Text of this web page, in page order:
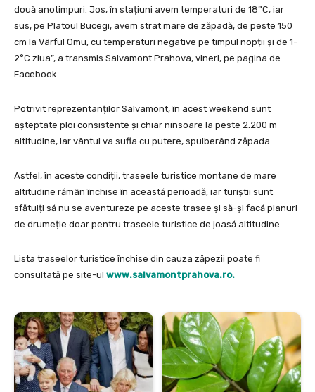
două anotimpuri. Jos, în stațiuni avem temperaturi de 18°C, iar
sus, pe Platoul Bucegi, avem strat mare de zăpadă, de peste 150
cm la Vârful Omu, cu temperaturi negative pe timpul nopții și de 1-
2°C ziua”, a transmis Salvamont Prahova, vineri, pe pagina de
Facebook.
Potrivit reprezentanților Salvamont, în acest weekend sunt
așteptate ploi consistente și chiar ninsoare la peste 2.200 m
altitudine, iar vântul va sufla cu putere, spulberând zăpada.
Astfel, în aceste condiții, traseele turistice montane de mare
altitudine rămân închise în această perioadă, iar turiștii sunt
sfătuiți să nu se aventureze pe aceste trasee și să-și facă planuri
de drumeție doar pentru traseele turistice de joasă altitudine.
Lista traseelor turistice închise din cauza zăpezii poate fi
consultată pe site-ul www.salvamontprahova.ro.